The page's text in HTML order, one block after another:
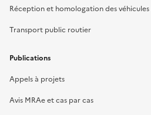
Réception et homologation des véhicules
Transport public routier
Publications
Appels à projets
Avis MRAe et cas par cas